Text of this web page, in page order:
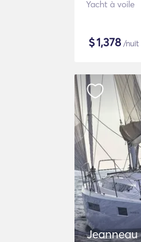
Yacht à voile
$1,378/nuit